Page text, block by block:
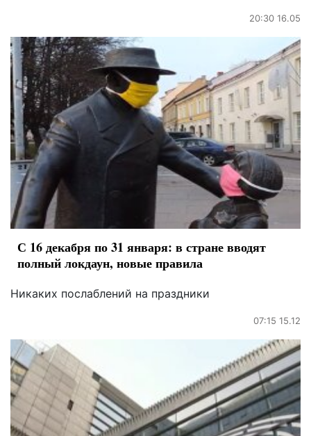
20:30 16.05
С 16 декабря по 31 января: в стране вводят
полный локдаун, новые правила
Никаких послаблений на праздники
07:15 15.12